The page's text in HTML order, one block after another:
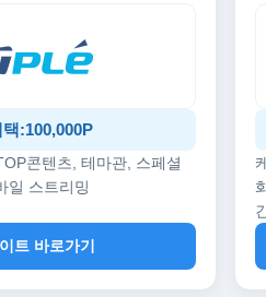
택:100,000P
콘텐츠, 테마관, 스페셜
일 스트리밍
트 바로가기